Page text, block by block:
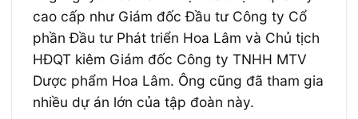
cao cấp như Giám đốc Đầu tư Công ty Cổ
phần Đầu tư Phát triển Hoa Lâm và Chủ tịch
HĐQT kiêm Giám đốc Công ty TNHH MTV
Dược phẩm Hoa Lâm. Ông cũng đã tham gia
nhiều dự án lớn của tập đoàn này.